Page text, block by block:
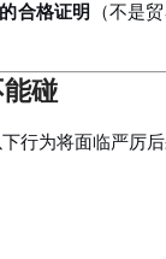
合格证明
（不是
碰
行为将面临严厉